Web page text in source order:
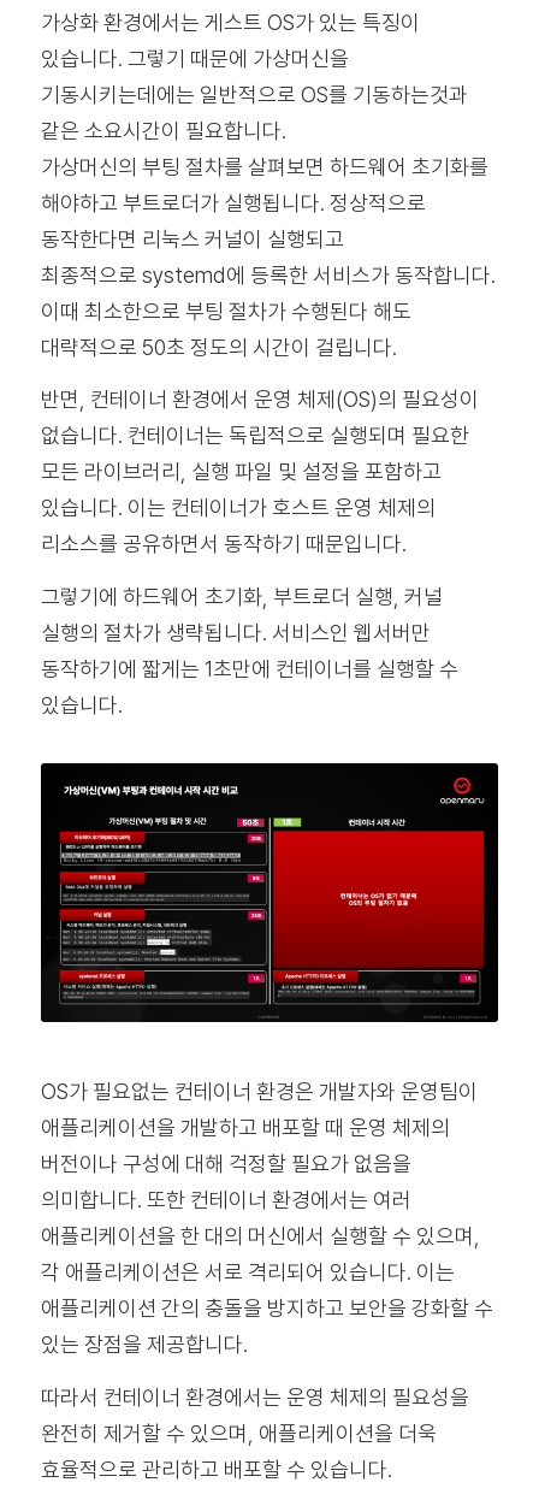
가상화 환경에서는 게스트 OS가 있는 특징이
있습니다. 그렇기 때문에 가상머신을
기동시키는데에는 일반적으로 OS를 기동하는것과
같은 소요시간이 필요합니다.
가상머신의 부팅 절차를 살펴보면 하드웨어 초기화를
해야하고 부트로더가 실행됩니다. 정상적으로
동작한다면 리눅스 커널이 실행되고
최종적으로 systemd에 등록한 서비스가 동작합니다.
이때 최소한으로 부팅 절차가 수행된다 해도
대략적으로 50초 정도의 시간이 걸립니다.
반면, 컨테이너 환경에서 운영 체제(OS)의 필요성이
없습니다. 컨테이너는 독립적으로 실행되며 필요한
모든 라이브러리, 실행 파일 및 설정을 포함하고
있습니다. 이는 컨테이너가 호스트 운영 체제의
리소스를 공유하면서 동작하기 때문입니다.
그렇기에 하드웨어 초기화, 부트로더 실행, 커널
실행의 절차가 생략됩니다. 서비스인 웹서버만
동작하기에 짧게는 1초만에 컨테이너를 실행할 수
있습니다.
OS가 필요없는 컨테이너 환경은 개발자와 운영팀이
애플리케이션을 개발하고 배포할 때 운영 체제의
버전이나 구성에 대해 걱정할 필요가 없음을
의미합니다. 또한 컨테이너 환경에서는 여러
애플리케이션을 한 대의 머신에서 실행할 수 있으며,
각 애플리케이션은 서로 격리되어 있습니다. 이는
애플리케이션 간의 충돌을 방지하고 보안을 강화할 수
있는 장점을 제공합니다.
따라서 컨테이너 환경에서는 운영 체제의 필요성을
완전히 제거할 수 있으며, 애플리케이션을 더욱
효율적으로 관리하고 배포할 수 있습니다.